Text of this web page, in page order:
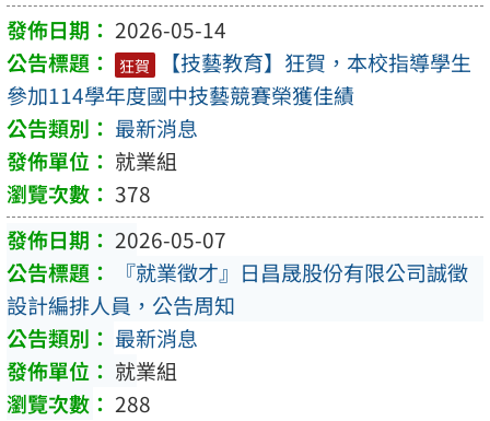
2026-05-14
狂賀
【技藝教育】狂賀，本校指導學生
參加114學年度國中技藝競賽榮獲佳績
最新消息
就業組
378
2026-05-07
『就業徵才』日昌晟股份有限公司誠徵
設計編排人員，公告周知
最新消息
就業組
288